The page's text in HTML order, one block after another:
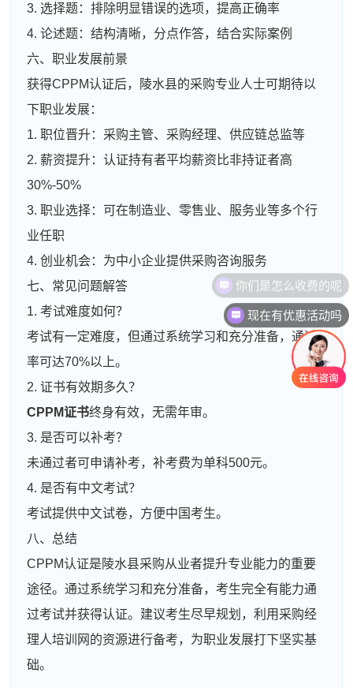
3. 选择题：排除明显错误的选项，提高正确率
4. 论述题：结构清晰，分点作答，结合实际案例
六、职业发展前景
获得CPPM认证后，陵水县的采购专业人士可期待以
下职业发展：
1. 职位晋升：采购主管、采购经理、供应链总监等
2. 薪资提升：认证持有者平均薪资比非持证者高
30%-50%
3. 职业选择：可在制造业、零售业、服务业等多个行
业任职
4. 创业机会：为中小企业提供采购咨询服务
七、常见问题解答
1. 考试难度如何？
考试有一定难度，但通过系统学习和充分准备，通过
率可达70%以上。
2. 证书有效期多久？
CPPM证书终身有效，无需年审。
3. 是否可以补考？
未通过者可申请补考，补考费为单科500元。
4. 是否有中文考试？
考试提供中文试卷，方便中国考生。
八、总结
CPPM认证是陵水县采购从业者提升专业能力的重要
途径。通过系统学习和充分准备，考生完全有能力通
过考试并获得认证。建议考生尽早规划，利用采购经
理人培训网的资源进行备考，为职业发展打下坚实基
础。
你们是怎么收费的呢
现在有优惠活动吗